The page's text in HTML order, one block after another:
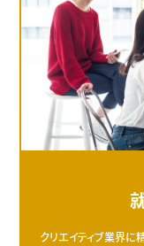
クリエイティブ業界に